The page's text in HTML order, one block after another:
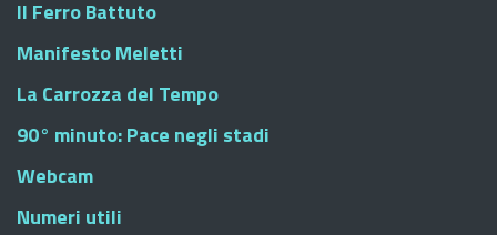
Il Ferro Battuto
Manifesto Meletti
La Carrozza del Tempo
90° minuto: Pace negli stadi
Webcam
Numeri utili